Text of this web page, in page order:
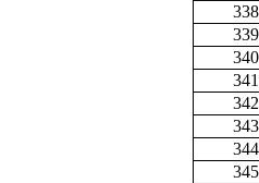
338
339
340
341
342
343
344
345